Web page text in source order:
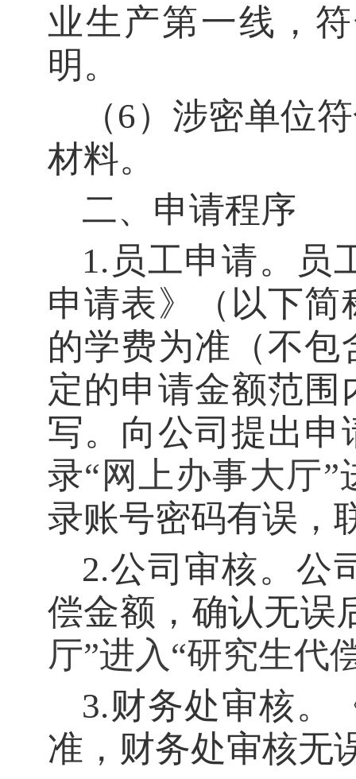
业生产第一线，
明。
（6）涉密单位
材料。
二、申请程序
1. 员工申请。员
申请表》（以下
的学费为准（不
定的申请金额范
写。向公司提出
录“网上办事大厅
录账号密码有误，
2.公司审核。公
偿金额，确认无误
厅”进入“研究生代
3.财务处审核。
准，财务处审核无